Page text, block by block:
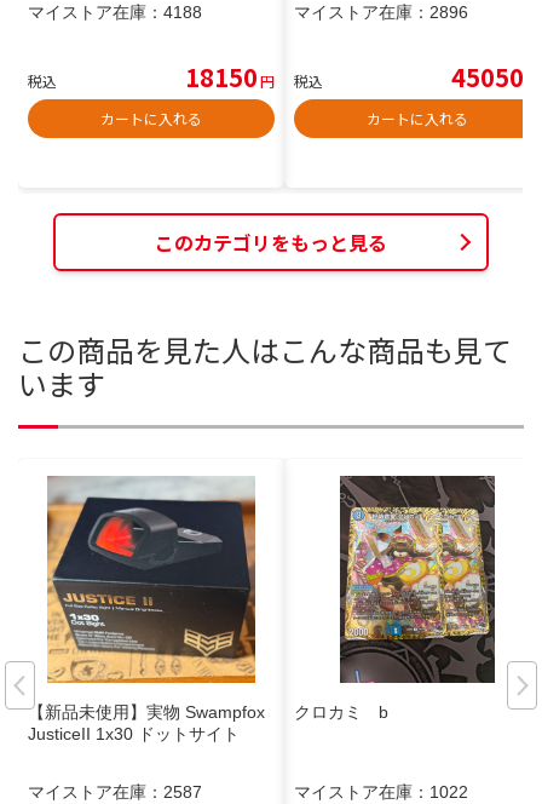
マイストア在庫： 4188
税込 18150円
カートに入れる
マイストア在庫： 2896
税込 45050
カートに入れる
このカテゴリをもっと見る
この商品を見た人はこんな商品も見て
います
【新品未使用】実物 Swampfox
JusticeII 1x30 ドットサイト
マイストア在庫： 2587
クロカミ b
マイストア在庫： 1022